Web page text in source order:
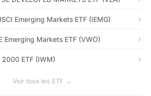
Emerging Markets ETF (IEMG)
Emerging Markets ETF (VWO)
2000 ETF (IWM)
Voir tous les ETF →